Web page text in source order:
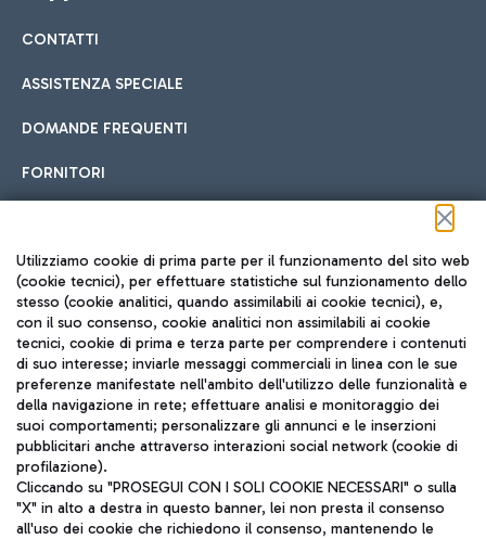
Cucina Internazionale
Fast Food
Hotel in aeroporto
Scegli l'alloggio più adatto e approfitta della vicinanza
all'aeroporto.
Car sharing
Con il Car Sharing è ancora più facile spostarsi
Treno
Raggiungi velocemente l'aeroporto di Fiumicino da Roma
tramite i servizi ferroviari Trenitalia.
CONTATTI
ASSISTENZA SPECIALE
DOMANDE FREQUENTI
FORNITORI
Seguici sui social
TRAVEL JOURNAL
ITA
Utilizziamo cookie di prima parte per il funzionamento del sito web
(cookie tecnici), per effettuare statistiche sul funzionamento dello
stesso (cookie analitici, quando assimilabili ai cookie tecnici), e,
con il suo consenso, cookie analitici non assimilabili ai cookie
tecnici, cookie di prima e terza parte per comprendere i contenuti
di suo interesse; inviarle messaggi commerciali in linea con le sue
preferenze manifestate nell'ambito dell'utilizzo delle funzionalità e
della navigazione in rete; effettuare analisi e monitoraggio dei
suoi comportamenti; personalizzare gli annunci e le inserzioni
pubblicitari anche attraverso interazioni social network (cookie di
profilazione).
Cliccando su "PROSEGUI CON I SOLI COOKIE NECESSARI" o sulla
"X" in alto a destra in questo banner, lei non presta il consenso
all'uso dei cookie che richiedono il consenso, mantenendo le